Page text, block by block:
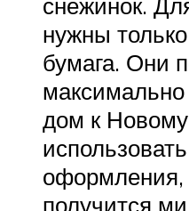
нужны
бумага. Они
дом к
оформления,
получится